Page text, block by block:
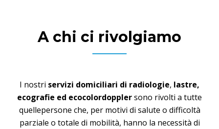
A chi ci rivolgiamo
I nostri servizi domiciliari di radiologie, lastre,
ecografie ed ecocolordopplersono rivolti a tutte
quellepersone che, per motivi di salute o difficoltà
parziale o totale di mobilità, hanno la necessità di